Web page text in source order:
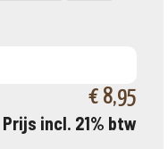
€ 8,95
Prijs incl. 21% btw